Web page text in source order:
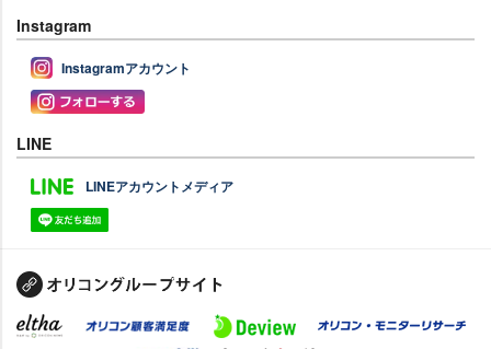
Instagram
Instagramアカウント
LINE
LINEアカウントメディア